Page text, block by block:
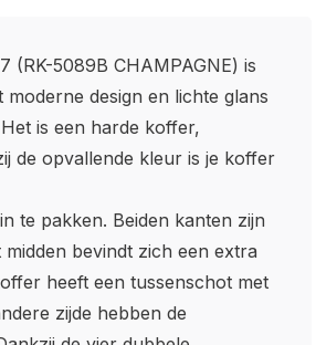
(RK-5089B CHAMPAGNE) is
design en lichte glans
is een harde koffer,
de opvallende kleur is je koffer
te pakken. Beiden kanten zijn
bevindt zich een extra
heeft een tussenschot met
zijde hebben de